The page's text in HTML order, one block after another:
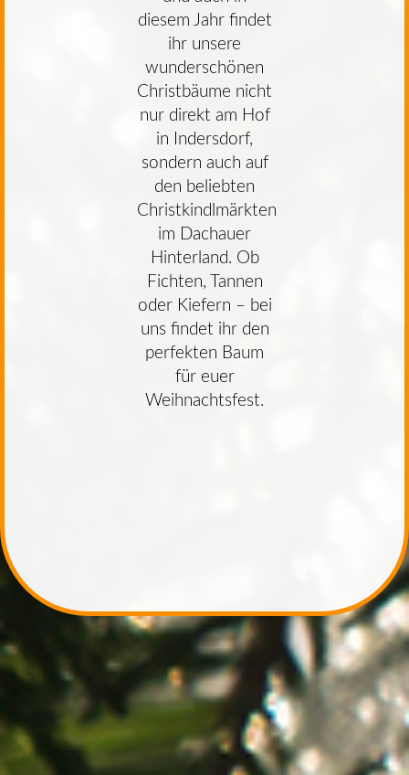
diesem Jahr findet
ihr unsere
wunderschönen
Christbäume nicht
nur direkt am Hof
in Indersdorf,
sondern auch auf
den beliebten
Christkindlmärkten
im Dachauer
Hinterland. Ob
Fichten, Tannen
oder Kiefern – bei
uns findet ihr den
perfekten Baum
für euer
Weihnachtsfest.